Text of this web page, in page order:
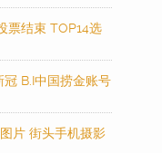
票结束 TOP14选
B.I中国捞金账号
片 街头手机摄影